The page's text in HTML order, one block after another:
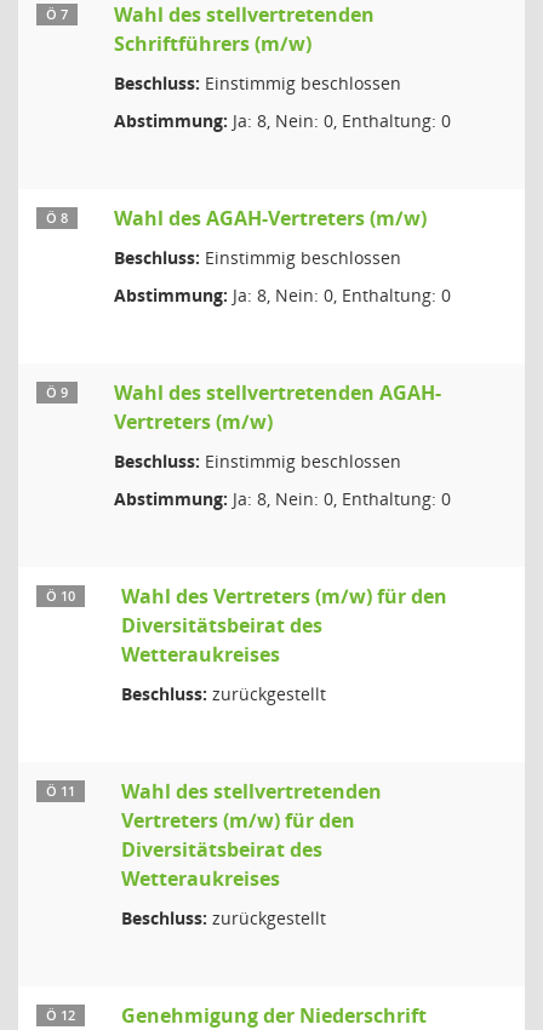
Ö 7
Wahl des stellvertretenden
Schriftführers (m/w)
Beschluss: Einstimmig beschlossen
Abstimmung: Ja: 8, Nein: 0, Enthaltung: 0
Ö 8 Wahl des AGAH-Vertreters (m/w)
Beschluss: Einstimmig beschlossen
Abstimmung: Ja: 8, Nein: 0, Enthaltung: 0
Ö 9
Wahl des stellvertretenden AGAH-
Vertreters (m/w)
Beschluss: Einstimmig beschlossen
Abstimmung: Ja: 8, Nein: 0, Enthaltung: 0
Ö 10
Wahl des Vertreters (m/w) für den
Diversitätsbeirat des
Wetteraukreises
Beschluss: zurückgestellt
Ö 11
Wahl des stellvertretenden
Vertreters (m/w) für den
Diversitätsbeirat des
Wetteraukreises
Beschluss: zurückgestellt
Ö 12
Genehmigung der Niederschrift